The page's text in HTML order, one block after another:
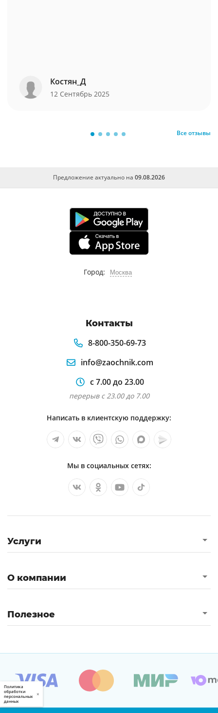
Костян_Д
12 Сентябрь 2025
Все отзывы
Предложение актуально на 09.08.2026
Город: Москва
Контакты
8-800-350-69-73
info@zaochnik.com
с 7.00 до 23.00
перерыв с 23.00 до 7.00
Написать в клиентскую поддержку:
Мы в социальных сетях:
Услуги
О компании
Полезное
Политика
обработки
персональных
данных
×